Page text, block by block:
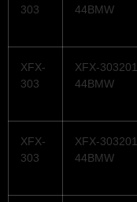
303
44BMW
XFX-
303
XFX-
44BMW
XFX-
303
XFX-
44BMW